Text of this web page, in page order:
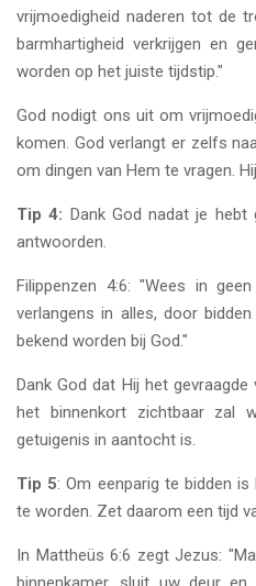
vrijmoedigheid naderen tot de
barmhartigheid verkrijgen en
worden op het juiste tijdstip."
God nodigt ons uit om
komen. God verlangt er zelfs
om dingen van Hem te vragen.
Tip 4: Dank God nadat je
antwoorden.
Filippenzen 4:6: "Wees in
verlangens in alles, door
bekend worden bij God."
Dank God dat Hij het
het binnenkort zichtbaar zal
getuigenis in aantocht is.
Tip 5: Om eenparig te bidden
te worden. Zet daarom een tijd
In Mattheüs 6:6 zegt Jezus: